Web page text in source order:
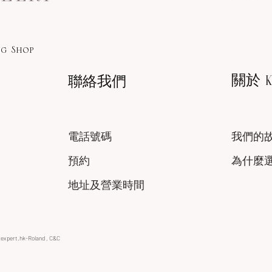
Shop
聯絡我們 關於
電話號碼
預約
我們的
為什麼
地址及營業時間
Roland , C&C